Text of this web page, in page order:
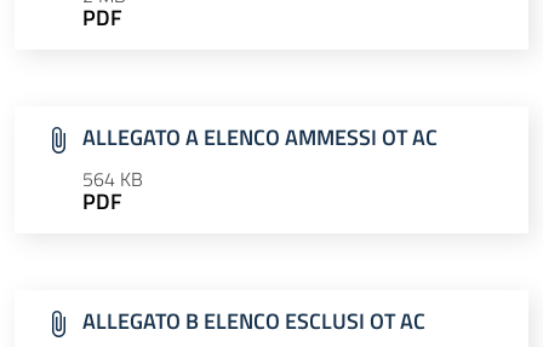
PDF
ALLEGATO A ELENCO AMMESSI OT AC
564 KB
PDF
ALLEGATO B ELENCO ESCLUSI OT AC